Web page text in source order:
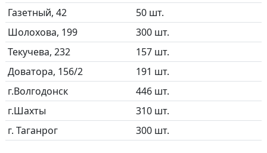
Газетный, 42
50 шт.
Шолохова, 199
300 шт.
Текучева, 232
157 шт.
Доватора, 156/2
191 шт.
г.Волгодонск
446 шт.
г.Шахты
310 шт.
г. Таганрог
300 шт.